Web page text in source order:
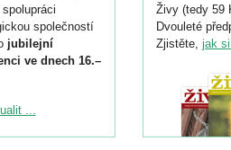
společností
jubilejní
ve dnech 16.–
konferenci
...
Živy (tedy 59
Dvouleté
Zjistěte, jak